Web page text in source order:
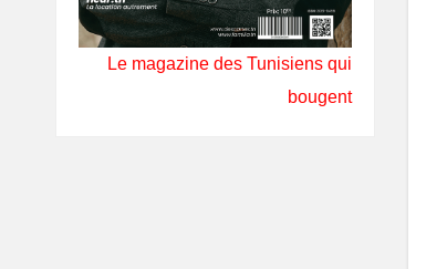
Le magazine des Tunisiens qui
bougent